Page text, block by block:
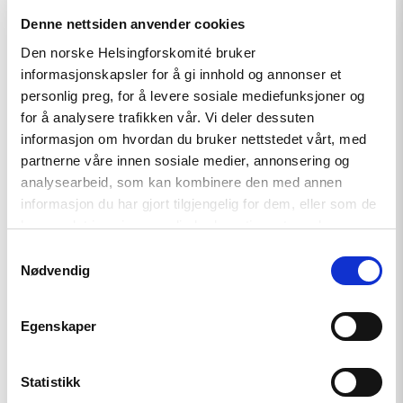
Denne nettsiden anvender cookies
Den norske Helsingforskomité bruker
informasjonskapsler for å gi innhold og annonser et
personlig preg, for å levere sosiale mediefunksjoner og
for å analysere trafikken vår. Vi deler dessuten
informasjon om hvordan du bruker nettstedet vårt, med
partnerne våre innen sosiale medier, annonsering og
analysearbeid, som kan kombinere den med annen
informasjon du har gjort tilgjengelig for dem, eller som de
har samlet inn gjennom din bruk av tjenestene deres.
Nødvendig
Egenskaper
Statistikk
Møt Helsingforskomiteen på
Arendalsuka 2026
Read
article
"Tydelig
støtte